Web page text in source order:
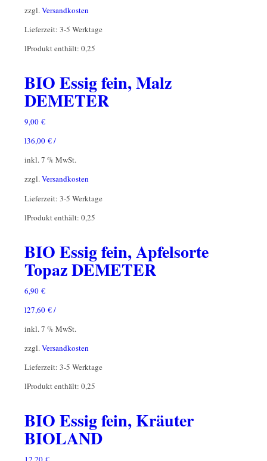
zzgl.Versandkosten
Lieferzeit: 3-5 Werktage
Produkt enthält: 0,25
l
BIO Essig fein, Malz
DEMETER
9,00 €
36,00 €/
l
inkl. 7 % MwSt.
zzgl.Versandkosten
Lieferzeit: 3-5 Werktage
Produkt enthält: 0,25
l
BIO Essig fein, Apfelsorte
Topaz DEMETER
6,90 €
27,60 €/
l
inkl. 7 % MwSt.
zzgl.Versandkosten
Lieferzeit: 3-5 Werktage
Produkt enthält: 0,25
l
BIO Essig fein, Kräuter
BIOLAND